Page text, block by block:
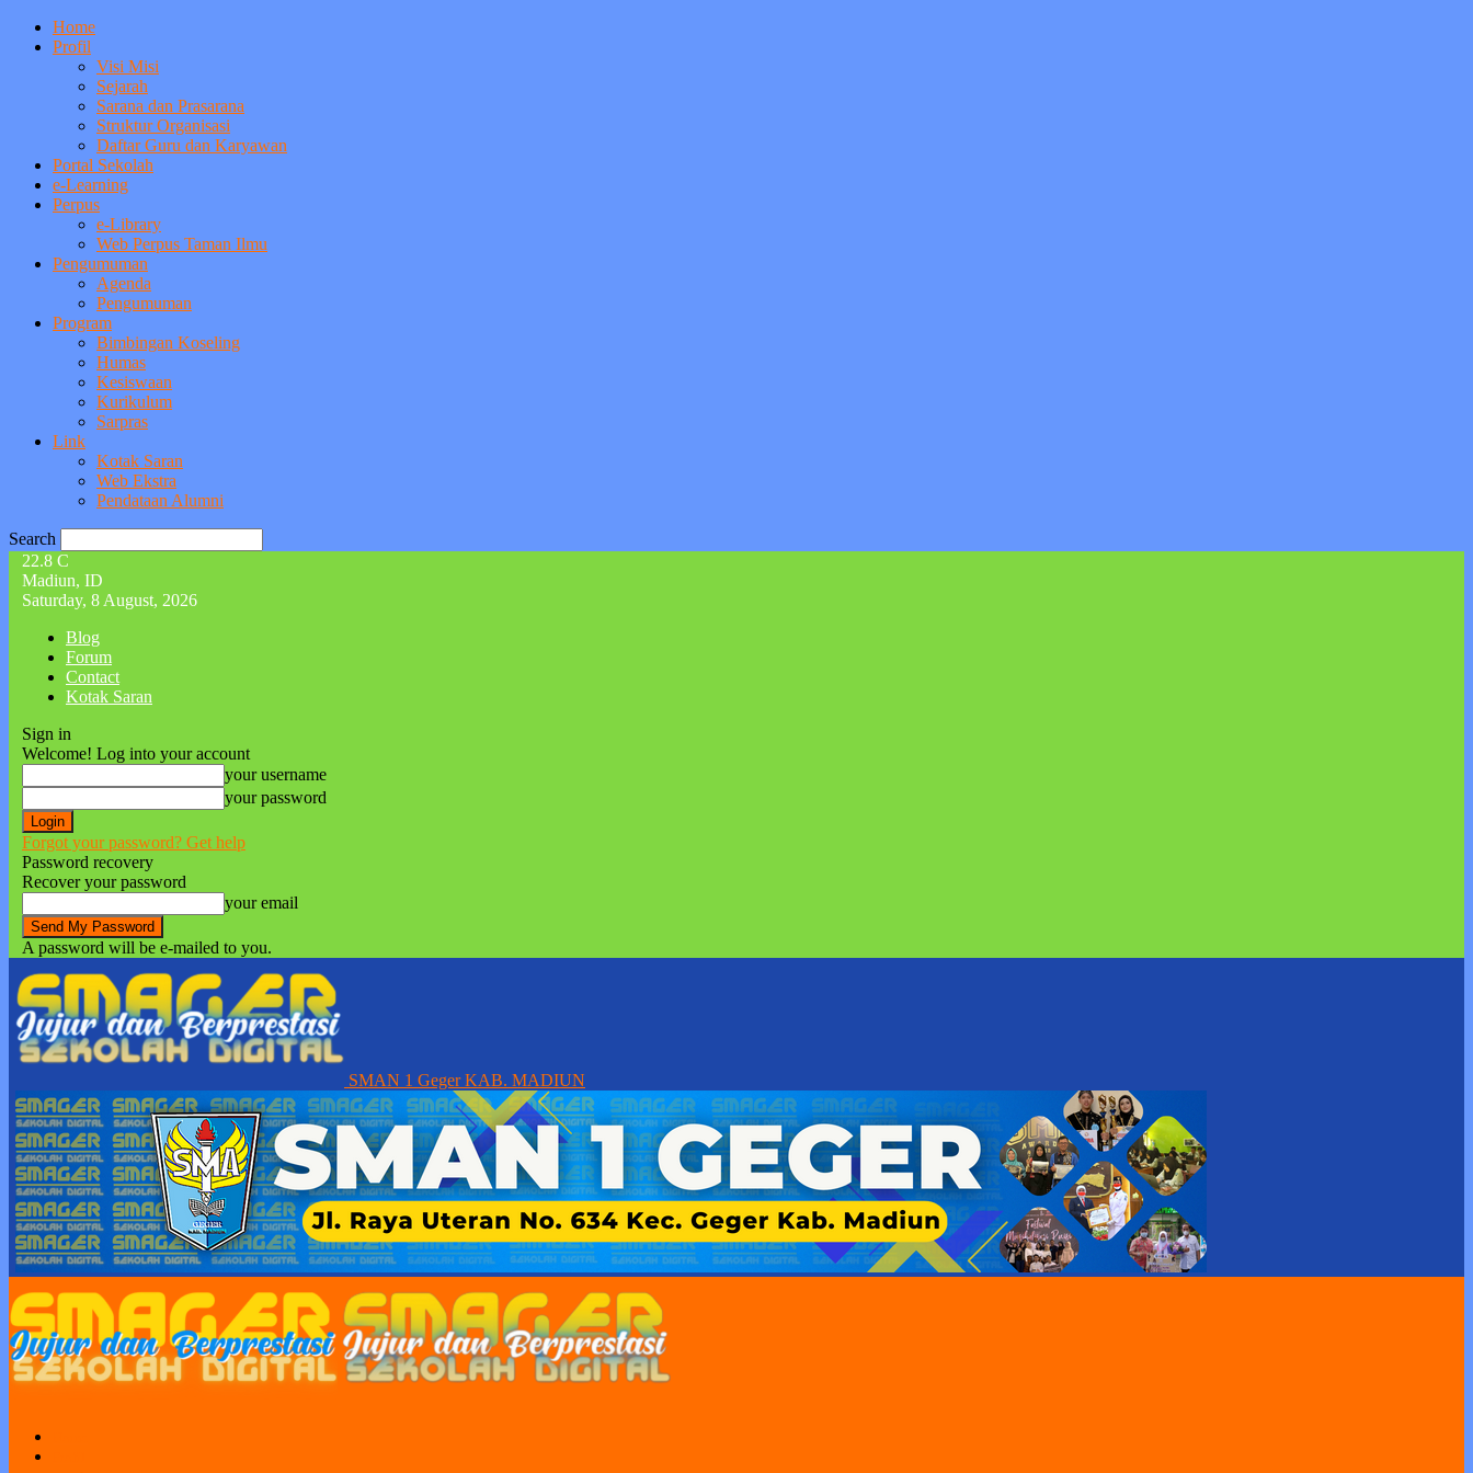
Home
Profil
Visi Misi
Sejarah
Sarana dan Prasarana
Struktur Organisasi
Daftar Guru dan Karyawan
Portal Sekolah
e-Learning
Perpus
e-Library
Web Perpus Taman Ilmu
Pengumuman
Agenda
Pengumuman
Program
Bimbingan Koseling
Humas
Kesiswaan
Kurikulum
Sarpras
Link
Kotak Saran
Web Ekstra
Pendataan Alumni
Search
22.8 C
Madiun, ID
Saturday, 8 August, 2026
Blog
Forum
Contact
Kotak Saran
Sign in
Welcome! Log into your account
your username
your password
Forgot your password? Get help
Password recovery
Recover your password
your email
A password will be e-mailed to you.
SMAN 1 Geger KAB. MADIUN